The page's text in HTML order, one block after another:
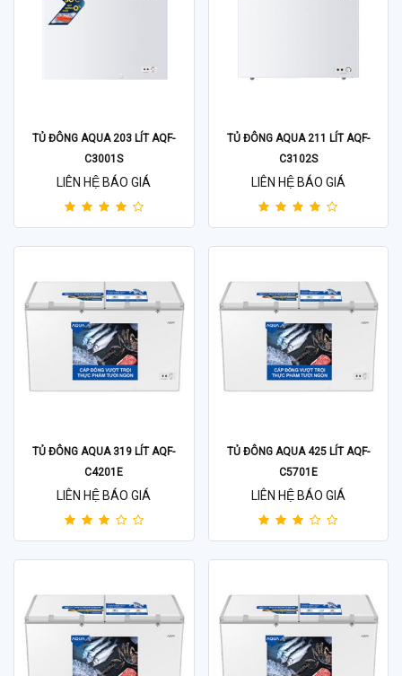
TỦ ĐÔNG AQUA 203 LÍT AQF-
C3001S
LIÊN HỆ BÁO GIÁ
TỦ ĐÔNG AQUA 211 LÍT AQF-
C3102S
LIÊN HỆ BÁO GIÁ
TỦ ĐÔNG AQUA 319 LÍT AQF-
C4201E
LIÊN HỆ BÁO GIÁ
TỦ ĐÔNG AQUA 425 LÍT AQF-
C5701E
LIÊN HỆ BÁO GIÁ